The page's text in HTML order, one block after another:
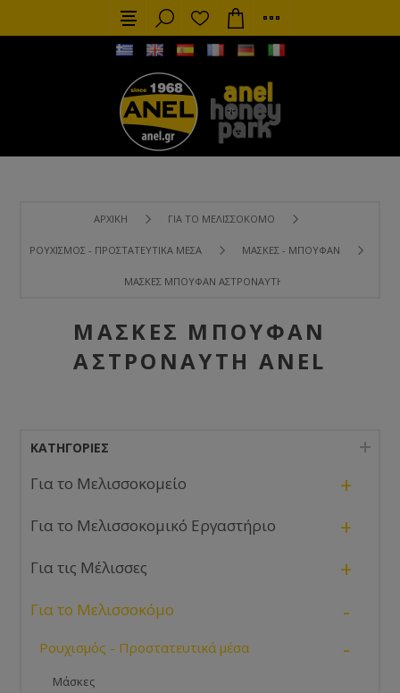
ΑΡΧΙΚΉ ΓΙΑ ΤΟ ΜΕΛΙΣΣΟΚΌΜΟ
ΡΟΥΧΙΣΜΌΣ - ΠΡΟΣΤΑΤΕΥΤΙΚΆ ΜΈΣΑ ΜΆΣΚΕΣ - ΜΠΟΥΦΆΝ
ΜΆΣΚΕΣ ΜΠΟΥΦΆΝ ΑΣΤΡΟΝΑΎΤΗ ANEL
ΜΆΣΚΕΣ ΜΠΟΥΦΆΝ
ΑΣΤΡΟΝΑΎΤΗ ANEL
ΚΑΤΗΓΟΡΊΕΣ
Για το Μελισσοκομείο +
Για το Μελισσοκομικό Εργαστήριο +
Για τις Μέλισσες +
Για το Μελισσοκόμο -
Ρουχισμός - Προστατευτικά μέσα -
Μάσκες